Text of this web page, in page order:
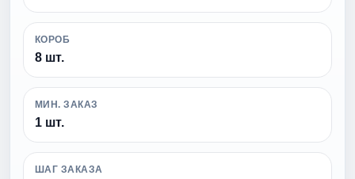
КОРОБ
8 шт.
МИН. ЗАКАЗ
1 шт.
ШАГ ЗАКАЗА